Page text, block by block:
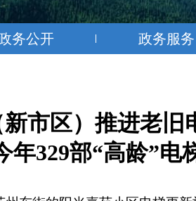
务公开 政务服务
市区）推进老旧
年329部“高龄”电